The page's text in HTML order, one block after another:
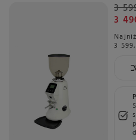
3
3
3